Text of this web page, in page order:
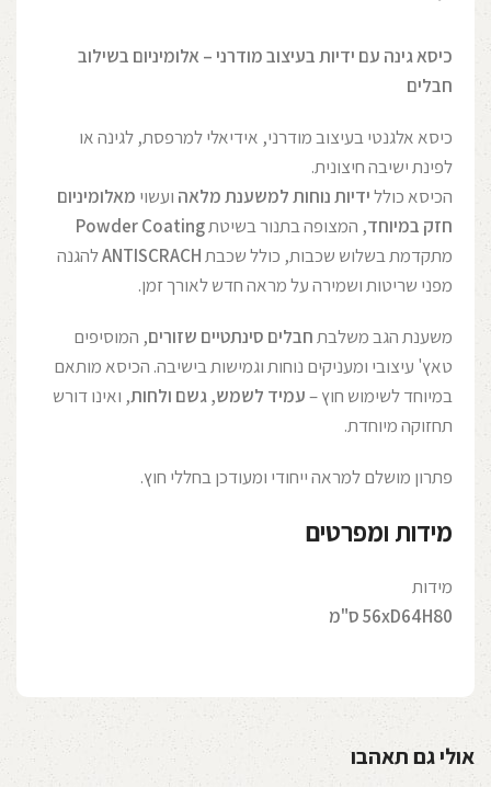
כיסא גינה עם ידיות בעיצוב מודרני – אלומיניום בשילוב
חבלים
כיסא אלגנטי בעיצוב מודרני, אידיאלי למרפסת, לגינה או
לפינת ישיבה חיצונית.
הכיסא כוללידיות נוחות למשענת מלאה ועשוי מאלומיניום
חזק במיוחד, המצופה בתנור בשיטתPowder Coating
מתקדמת בשלוש שכבות, כולל שכבתANTISCRACHלהגנה
מפני שריטות ושמירה על מראה חדש לאורך זמן.
משענת הגב משלבתחבלים סינתטיים שזורים, המוסיפים
טאץ' עיצובי ומעניקים נוחות וגמישות בישיבה. הכיסא מותאם
במיוחד לשימוש חוץ –עמיד לשמש, גשם ולחות, ואינו דורש
תחזוקה מיוחדת.
פתרון מושלם למראה ייחודי ומעודכן בחללי חוץ.
מידות ומפרטים
מידות
56xD64H80 ס"מ
אולי גם תאהבו